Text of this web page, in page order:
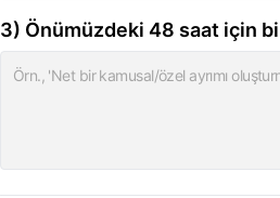
3) Önümüzdeki 48 saat için